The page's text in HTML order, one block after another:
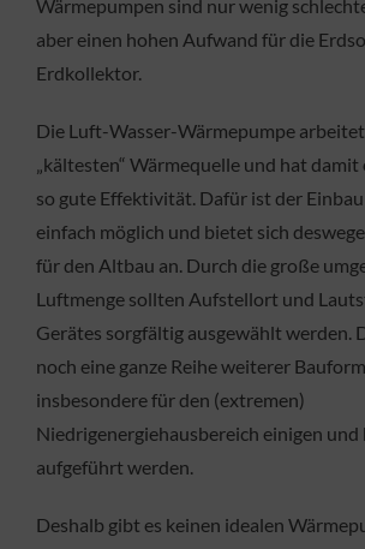
Wärmepumpen sind nur wenig
aber einen hohen Aufwand für die
Erdkollektor.
Die Luft-Wasser-Wärmepumpe
„kältesten“ Wärmequelle und hat damit
so gute Effektivität. Dafür ist der
einfach möglich und bietet sich
für den Altbau an. Durch die große
Luftmenge sollten Aufstellort und
Gerätes sorgfältig ausgewählt werden.
noch eine ganze Reihe weiterer
insbesondere für den (extremen)
Niedrigenergiehausbereich einigen
aufgeführt werden.
Deshalb gibt es keinen idealen